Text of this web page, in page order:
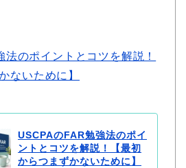
のポイントとコツを解説！
ないために】
USCPAのFAR勉強法のポイ
ントとコツを解説！【最初
からつまずかないために】